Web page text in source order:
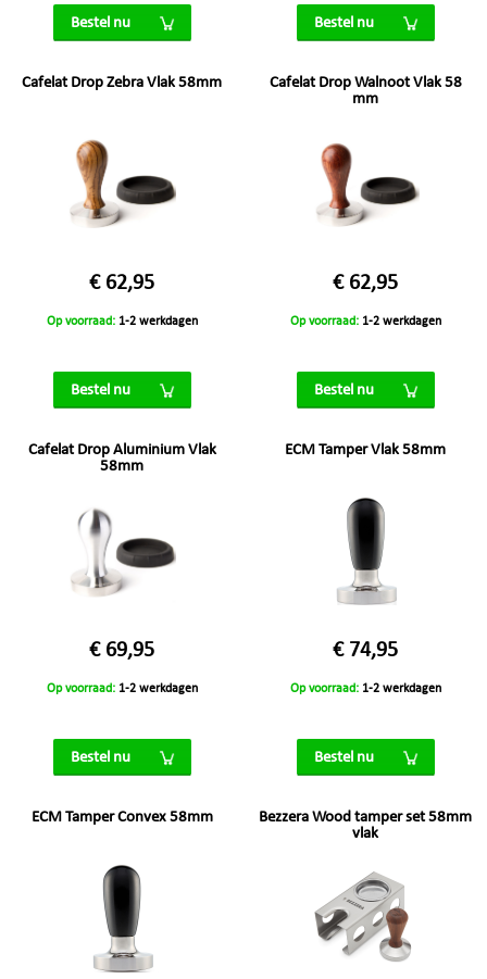
Bestel nu Bestel nu
Cafelat Drop Zebra Vlak 58mm
€ 62,95
Op voorraad: 1-2 werkdagen
Bestel nu
Cafelat Drop Walnoot Vlak 58
mm
€ 62,95
Op voorraad: 1-2 werkdagen
Bestel nu
Cafelat Drop Aluminium Vlak
58mm
€ 69,95
Op voorraad: 1-2 werkdagen
Bestel nu
ECM Tamper Vlak 58mm
€ 74,95
Op voorraad: 1-2 werkdagen
Bestel nu
ECM Tamper Convex 58mm
Bezzera Wood tamper set 58mm
vlak